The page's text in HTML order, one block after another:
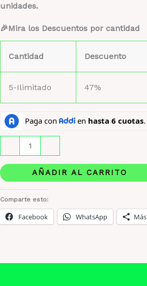
unidades.
🎉Mira los Descuentos por cantidad
Cantidad Descuento
5-Ilimitado 47%
Fakhar
Gold
Estuche
1.1
cantidad
AÑADIR AL CARRITO
Comparte esto:
Facebook WhatsApp Más